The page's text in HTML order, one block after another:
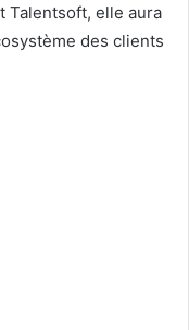
Talentsoft, elle aura
des clients